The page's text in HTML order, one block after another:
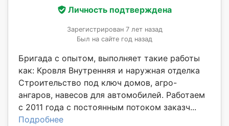
Личность подтверждена
Зарегистрирован 7 лет назад
Был на сайте год назад
Бригада с опытом, выполняет такие работы
как: Кровля Внутренняя и наружная отделка
Строительство под ключ домов, агро-
ангаров, навесов для автомобилей. Работаем
с 2011 года с постоянным потоком заказч...
Подробнее